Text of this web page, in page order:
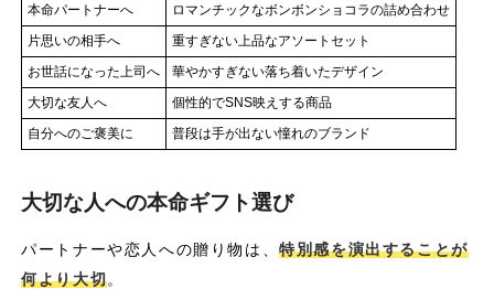
本命パートナーへ
ロマンチックなボンボンショコラの詰め合わせ
片思いの相手へ
重すぎない上品なアソートセット
お世話になった上司へ
華やかすぎない落ち着いたデザイン
大切な友人へ
個性的でSNS映えする商品
自分へのご褒美に
普段は手が出ない憧れのブランド
大切な人への本命ギフト選び
パートナーや恋人への贈り物は、特別感を演出することが
何より大切。